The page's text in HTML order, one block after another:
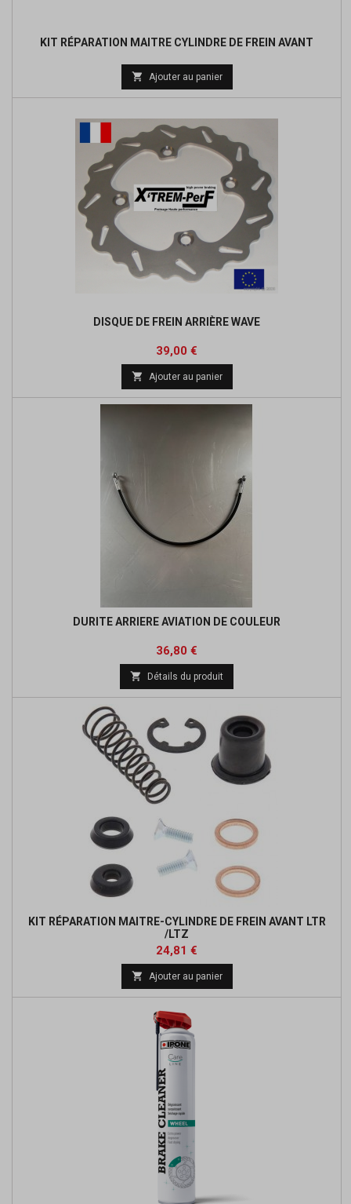
KIT RÉPARATION MAITRE CYLINDRE DE FREIN AVANT
de
 Ajouter au panier
DISQUE DE FREIN ARRIÈRE WAVE
Prix
39,00 €
 Ajouter au panier
DURITE ARRIERE AVIATION DE COULEUR
Prix
36,80 €
base
 Détails du produit
KIT RÉPARATION MAITRE-CYLINDRE DE FREIN AVANT LTR
/LTZ
Prix
24,81 €
base
 Ajouter au panier